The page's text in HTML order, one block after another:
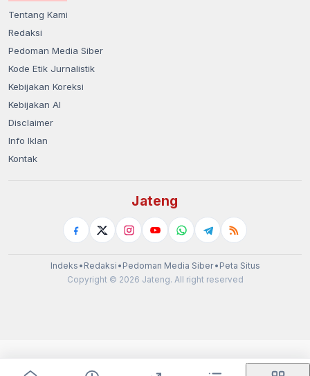
Tentang Kami
Redaksi
Pedoman Media Siber
Kode Etik Jurnalistik
Kebijakan Koreksi
Kebijakan AI
Disclaimer
Info Iklan
Kontak
Jateng
Indeks • Redaksi • Pedoman Media Siber• Peta Situs
Copyright © 2026 Jateng. All right reserved